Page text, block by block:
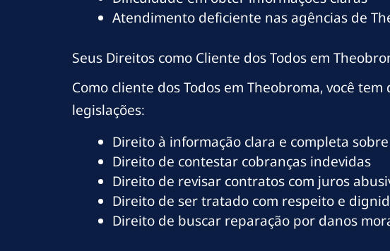
Atendimento deficiente nas agências de
Seus Direitos como Cliente dos Todos em
Como cliente dos Todos em Theobroma, você
legislações:
Direito à informação clara e completa
Direito de contestar cobranças indevidas
Direito de revisar contratos com juros
Direito de ser tratado com respeito e
Direito de buscar reparação por danos